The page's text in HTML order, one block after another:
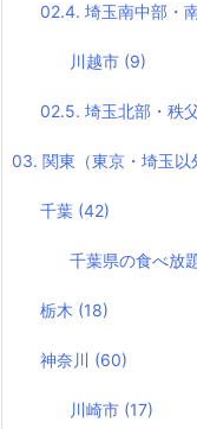
02.4. 埼玉南中部・
川越市 (9)
02.5. 埼玉北部・秩
03. 関東（東京・埼玉以
千葉 (42)
千葉県の食べ放
栃木 (18)
神奈川 (60)
川崎市 (17)